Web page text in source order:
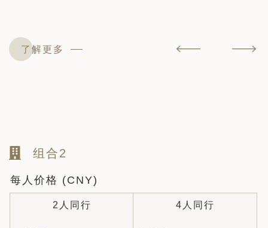
了解更多
组合2
每人价格 (CNY)
2人同行 4人同行